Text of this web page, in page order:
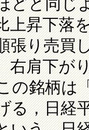
どと同じ
上昇下落
張り売買
右肩下が
の銘柄は
る，日経